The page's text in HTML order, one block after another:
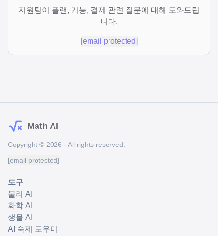
지원팀이 플랜, 기능, 결제 관련 질문에 대해 도와드립
니다.
[email protected]
Math AI
Copyright © 2026 - All rights reserved.
[email protected]
도구
물리 AI
화학 AI
생물 AI
AI 숙제 도우미